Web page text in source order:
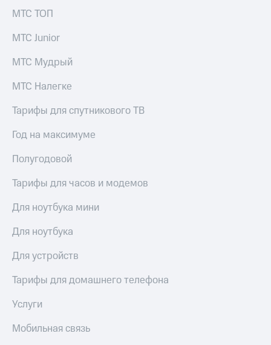
МТС ТОП
МТС Junior
МТС Мудрый
МТС Налегке
Тарифы для спутникового ТВ
Год на максимуме
Полугодовой
Тарифы для часов и модемов
Для ноутбука мини
Для ноутбука
Для устройств
Тарифы для домашнего телефона
Услуги
Мобильная связь